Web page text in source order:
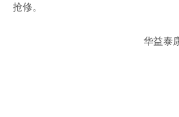
抢修。
华益泰